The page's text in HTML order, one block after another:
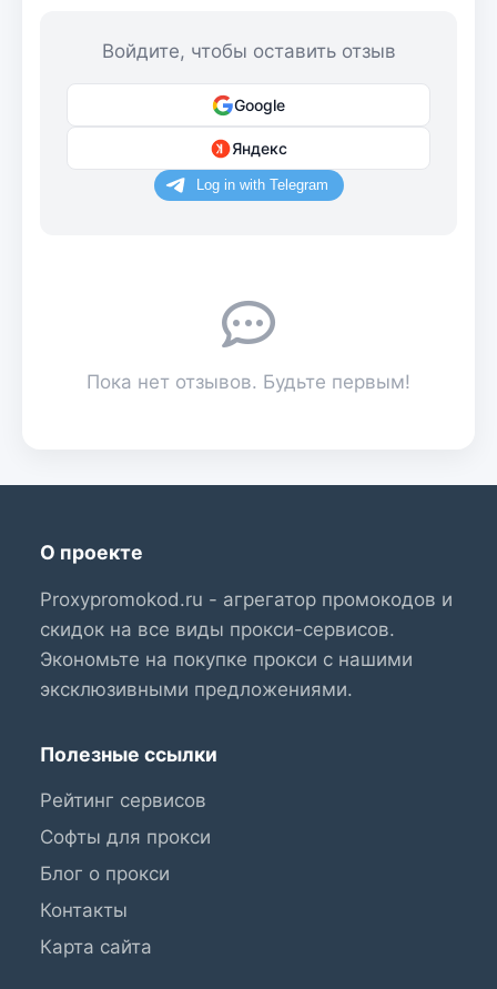
Войдите, чтобы оставить отзыв
Google
Яндекс
Пока нет отзывов. Будьте первым!
О проекте
Proxypromokod.ru - агрегатор промокодов и
скидок на все виды прокси-сервисов.
Экономьте на покупке прокси с нашими
эксклюзивными предложениями.
Полезные ссылки
Рейтинг сервисов
Софты для прокси
Блог о прокси
Контакты
Карта сайта